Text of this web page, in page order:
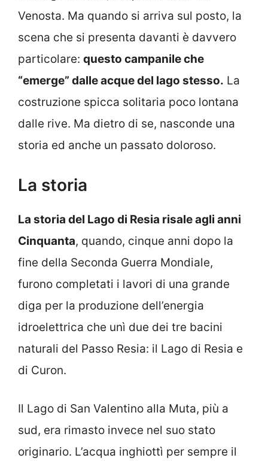
Venosta. Ma quando si arriva sul posto, la
scena che si presenta davanti è davvero
particolare: questo campanile che
“emerge” dalle acque del lago stesso. La
costruzione spicca solitaria poco lontana
dalle rive. Ma dietro di se, nasconde una
storia ed anche un passato doloroso.
La storia
La storia del Lago di Resia risale agli anni
Cinquanta, quando, cinque anni dopo la
fine della Seconda Guerra Mondiale,
furono completati i lavori di una grande
diga per la produzione dell’energia
idroelettrica che unì due dei tre bacini
naturali del Passo Resia: il Lago di Resia e
di Curon.
Il Lago di San Valentino alla Muta, più a
sud, era rimasto invece nel suo stato
originario. L’acqua inghiottì per sempre il